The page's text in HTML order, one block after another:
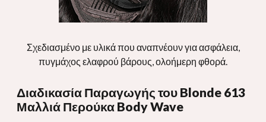
Σχεδιασμένο με υλικά που αναπνέουν για ασφάλεια,
πυγμάχος ελαφρού βάρους, ολοήμερη φθορά.
Διαδικασία Παραγωγής του Blonde 613
Μαλλιά Περούκα Body Wave